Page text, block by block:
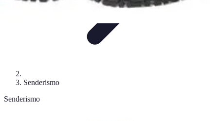
Senderismo
Senderismo